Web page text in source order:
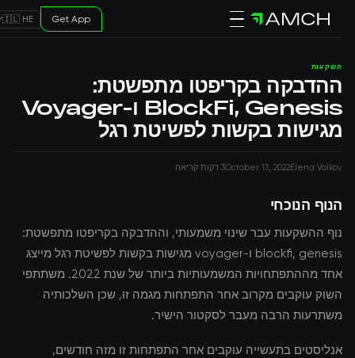
🇮🇱 HE Get App
השקעות
ההדבקה בקריפטו מתפשטת:
BlockFi, Genesis ו-Voyager
מגישות בקשות לפשיטת רגל
Elena Volkov
October 13, 20223 דקות קריאה
הנוף הנוכחי
נוף ההשקעות עבר שינוי משמעותי, וההדבקה בקריפטו מתפשטת:
blockfi, genesis ו-voyager מגישות בקשות לפשיטת רגל מייצג
אחד מההתפתחויות המשמעותיות ביותר של שנת 2022. משתתפי
השוק עוקבים מקרוב אחר התפתחות מגמה זו, שכן השלכותיה
משתרעות הרבה מעבר לסקטור הישיר.
אנליסטים בתעשייה עוקבים אחר התפתחות זו מזה חודשים,